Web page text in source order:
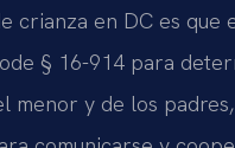
crianza en DC es
§ 16-914 para
menor y de los